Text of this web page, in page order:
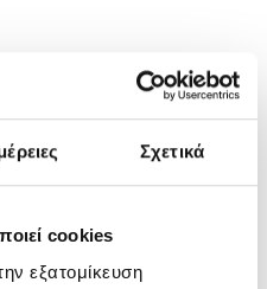
Σχετικά
cookies
εξατομίκευση